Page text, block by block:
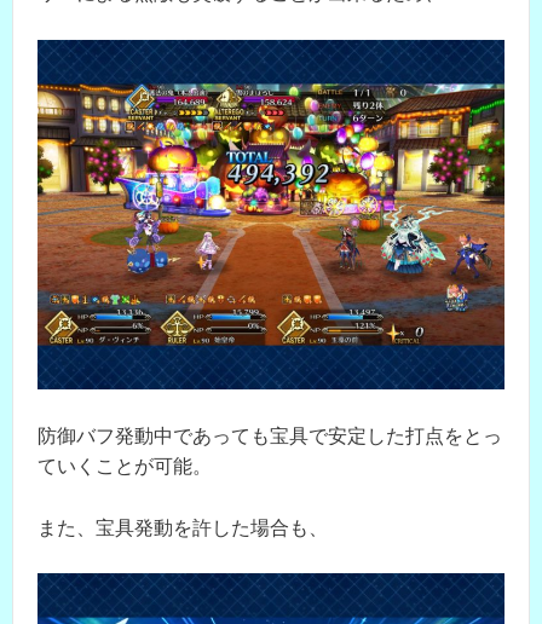
防御バフ発動中であっても宝具で安定した打点をとっ
ていくことが可能。
また、宝具発動を許した場合も、